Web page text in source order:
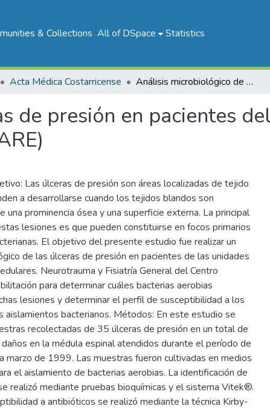
& Collections All of DSpace Statistics
Acta Médica Costarricense Análisis microbiológico de úlceras de presión en pacientes del Centro Nacional de Rehabilitación (CENARE)
de presión en pacientes
Las úlceras de presión son áreas localizadas de tejido
a desarrollarse cuando los tejidos blandos son
una prominencia ósea y una superficie externa. La principal
lesiones es que pueden constituirse en focos primarios
El objetivo del presente estudio fue realizar un
de las úlceras de presión en pacientes de las unidades
Neurotrauma y Fisiatría General del Centro
para determinar cuáles bacterias aerobias
lesiones y determinar el perfil de susceptibilidad a los
aislamientos bacterianos. Métodos: En este estudio se
recolectadas de 35 úlceras de presión en un total de
en la médula espinal atendidos durante el período de
de 1999. Las muestras fueron cultivadas en medios
el aislamiento de bacterias aerobias. La identificación de
realizó mediante pruebas bioquímicas y el sistema Vitek®.
a antibióticos se realizó mediante la técnica Kirby-